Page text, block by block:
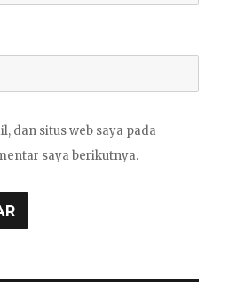
dan situs web saya pada
saya berikutnya.